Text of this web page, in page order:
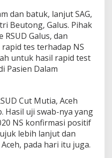
dan batuk, lanjut SAG,
Beutong, Galus. Pihak
Galus, dan
tes terhadap NS
untuk hasil rapid test
Pasien Dalam
Cut Mutia, Aceh
Hasil uji swab-nya yang
NS konfirmasi positif
lebih lanjut dan
pada hari itu juga.